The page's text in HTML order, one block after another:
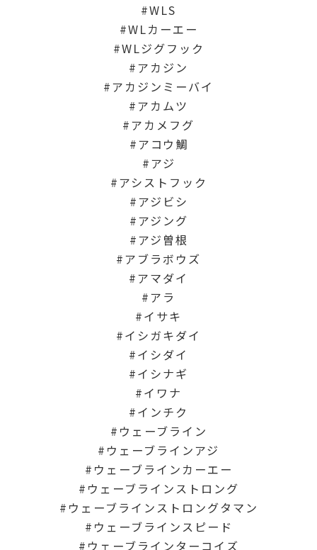
WLS
WLカーエー
WLジグフック
アカジン
アカジンミーバイ
アカムツ
アカメフグ
アコウ鯛
アジ
アシストフック
アジビシ
アジング
アジ曽根
アブラボウズ
アマダイ
アラ
イサキ
イシガキダイ
イシダイ
イシナギ
イワナ
インチク
ウェーブライン
ウェーブラインアジ
ウェーブラインカーエー
ウェーブラインストロング
ウェーブラインストロングタマン
ウェーブラインスピード
ウェーブラインターコイズ